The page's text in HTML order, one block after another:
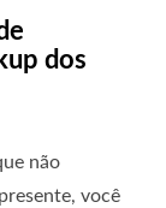
dos
não
você